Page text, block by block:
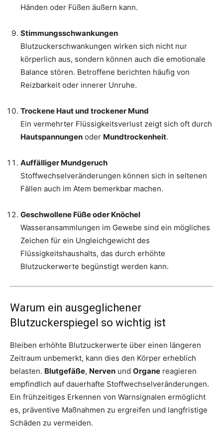
Händen oder Füßen äußern kann.
Stimmungsschwankungen
Blutzuckerschwankungen wirken sich nicht nur
körperlich aus, sondern können auch die emotionale
Balance stören. Betroffene berichten häufig von
Reizbarkeit oder innerer Unruhe.
Trockene Haut und trockener Mund
Ein vermehrter Flüssigkeitsverlust zeigt sich oft durch
Hautspannungen oder Mundtrockenheit.
Auffälliger Mundgeruch
Stoffwechselveränderungen können sich in seltenen
Fällen auch im Atem bemerkbar machen.
Geschwollene Füße oder Knöchel
Wasseransammlungen im Gewebe sind ein mögliches
Zeichen für ein Ungleichgewicht des
Flüssigkeitshaushalts, das durch erhöhte
Blutzuckerwerte begünstigt werden kann.
Warum ein ausgeglichener
Blutzuckerspiegel so wichtig ist
Bleiben erhöhte Blutzuckerwerte über einen längeren
Zeitraum unbemerkt, kann dies den Körper erheblich
belasten. Blutgefäße, Nerven und Organe reagieren
empfindlich auf dauerhafte Stoffwechselveränderungen.
Ein frühzeitiges Erkennen von Warnsignalen ermöglicht
es, präventive Maßnahmen zu ergreifen und langfristige
Schäden zu vermeiden.